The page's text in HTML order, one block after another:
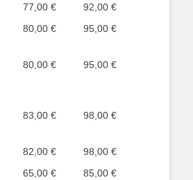
77,00 €
92,00 €
80,00 € 95,00 €
80,00 € 95,00 €
83,00 € 98,00 €
82,00 €
98,00 €
65,00 €
85,00 €